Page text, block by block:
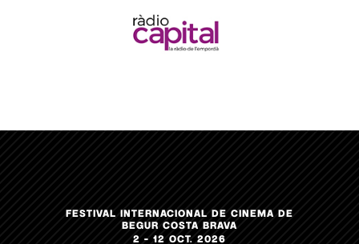
FESTIVAL INTERNACIONAL DE CINEMA DE
BEGUR COSTA BRAVA
2 – 12 OCT. 2026